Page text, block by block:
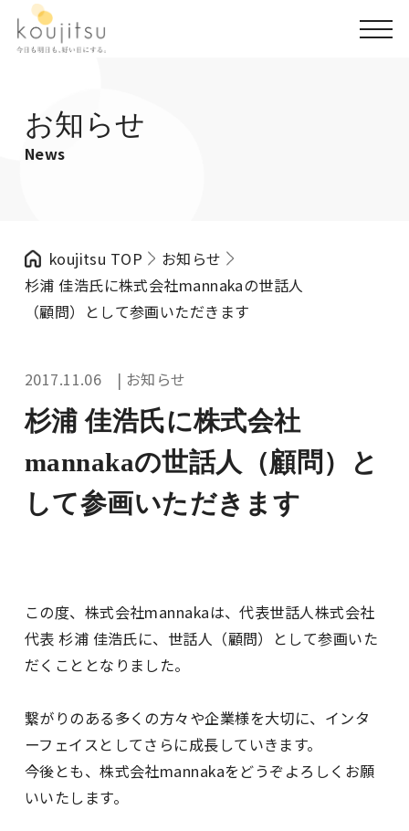
お知らせ
News
koujitsu TOP
お知らせ
杉浦 佳浩氏に株式会社mannakaの世話人
（顧問）として参画いただきます
2017.11.06 | お知らせ
杉浦 佳浩氏に株式会社
mannakaの世話人（顧問）と
して参画いただきます
この度、株式会社mannakaは、代表世話人株式会社
代表 杉浦 佳浩氏に、世話人（顧問）として参画いた
だくこととなりました。
繋がりのある多くの方々や企業様を大切に、インタ
ーフェイスとしてさらに成長していきます。
今後とも、株式会社mannakaをどうぞよろしくお願
いいたします。